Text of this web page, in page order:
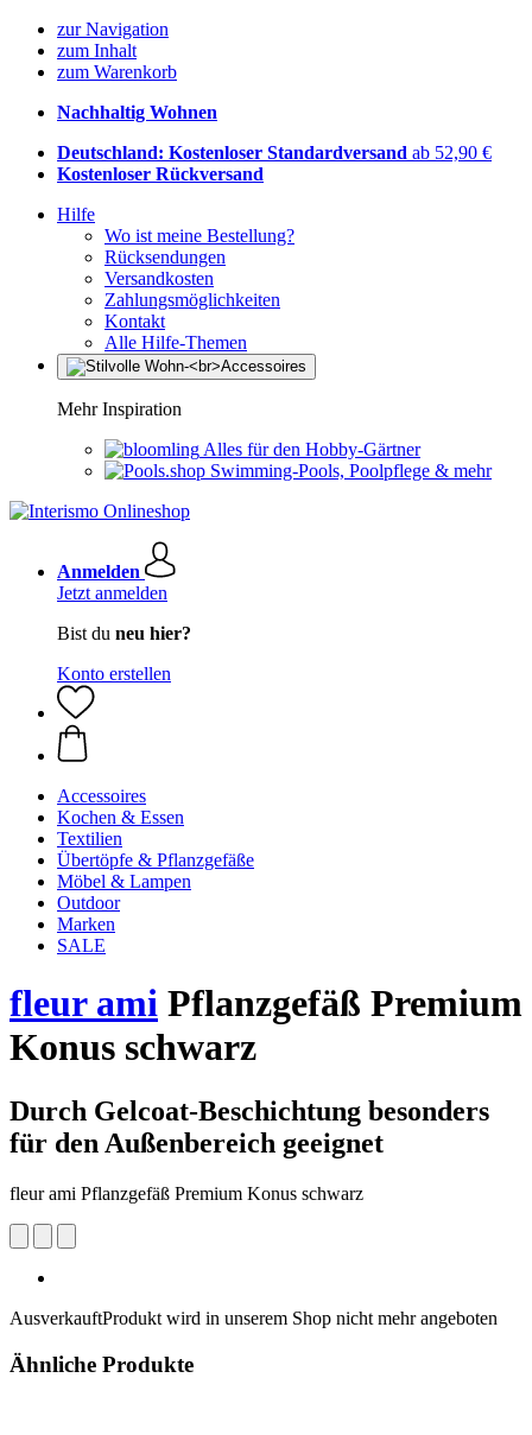
zur Navigation
zum Inhalt
zum Warenkorb
Nachhaltig Wohnen
Deutschland: Kostenloser Standardversand ab 52,90 €
Kostenloser Rückversand
Hilfe
Wo ist meine Bestellung?
Rücksendungen
Versandkosten
Zahlungsmöglichkeiten
Kontakt
Alle Hilfe-Themen
Mehr Inspiration
Alles für den Hobby-Gärtner
Swimming-Pools, Poolpflege & mehr
Anmelden
Jetzt anmelden
Bist du neu hier?
Konto erstellen
Accessoires
Kochen & Essen
Textilien
Übertöpfe & Pflanzgefäße
Möbel & Lampen
Outdoor
Marken
SALE
fleur ami Pflanzgefäß Premium
Konus schwarz
Durch Gelcoat-Beschichtung besonders
für den Außenbereich geeignet
fleur ami Pflanzgefäß Premium Konus schwarz
AusverkauftProdukt wird in unserem Shop nicht mehr angeboten
Ähnliche Produkte